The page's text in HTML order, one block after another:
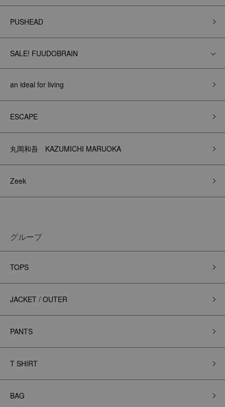
PUSHEAD
SALE! FUUDOBRAIN
an ideal for living
ESCAPE
丸岡和吾 KAZUMICHI MARUOKA
Zeek
グループ
TOPS
JACKET / OUTER
PANTS
T SHIRT
BAG